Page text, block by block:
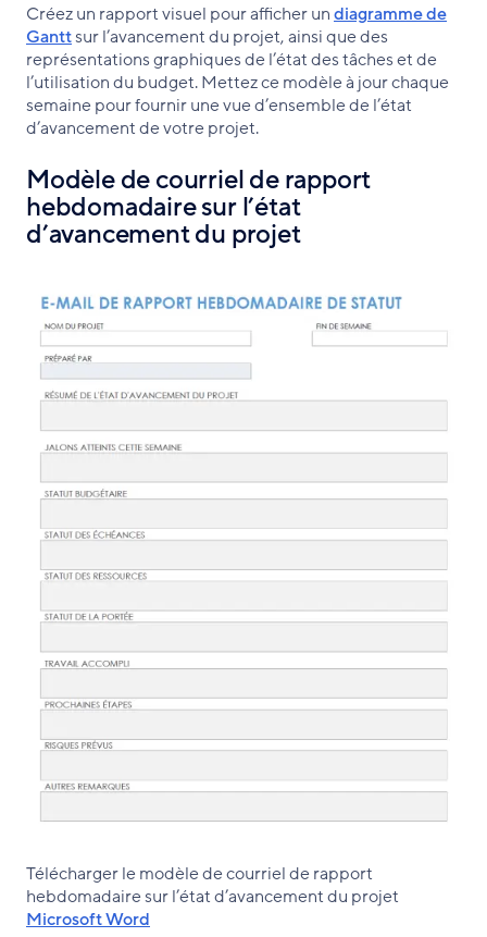
Créez un rapport visuel pour afficher undiagramme de
Ganttsur l’avancement du projet, ainsi que des
représentations graphiques de l’état des tâches et de
l’utilisation du budget. Mettez ce modèle à jour chaque
semaine pour fournir une vue d’ensemble de l’état
d’avancement de votre projet.
Modèle de courriel de rapport
hebdomadaire sur l’état
d’avancement du projet
Télécharger le modèle de courriel de rapport
hebdomadaire sur l’état d’avancement du projet
Microsoft Word